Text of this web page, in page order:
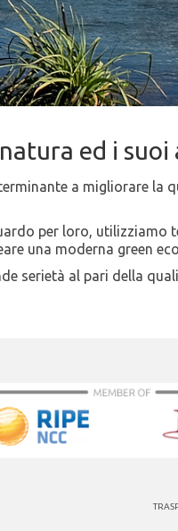
ed i
a migliorare la
per loro, utilizziamo
una moderna green
serietà al pari della